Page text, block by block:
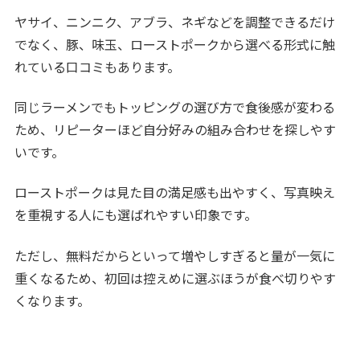
ヤサイ、ニンニク、アブラ、ネギなどを調整できるだけ
でなく、豚、味玉、ローストポークから選べる形式に触
れている口コミもあります。
同じラーメンでもトッピングの選び方で食後感が変わる
ため、リピーターほど自分好みの組み合わせを探しやす
いです。
ローストポークは見た目の満足感も出やすく、写真映え
を重視する人にも選ばれやすい印象です。
ただし、無料だからといって増やしすぎると量が一気に
重くなるため、初回は控えめに選ぶほうが食べ切りやす
くなります。